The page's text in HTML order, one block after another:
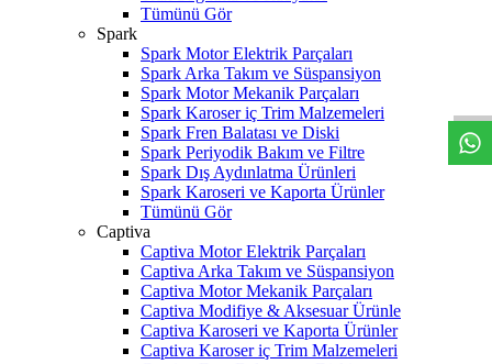
Tümünü Gör
Spark
Spark Motor Elektrik Parçaları
Spark Arka Takım ve Süspansiyon
Spark Motor Mekanik Parçaları
Spark Karoser iç Trim Malzemeleri
Spark Fren Balatası ve Diski
Spark Periyodik Bakım ve Filtre
Spark Dış Aydınlatma Ürünleri
Spark Karoseri ve Kaporta Ürünler
Tümünü Gör
Captiva
Captiva Motor Elektrik Parçaları
Captiva Arka Takım ve Süspansiyon
Captiva Motor Mekanik Parçaları
Captiva Modifiye & Aksesuar Ürünle
Captiva Karoseri ve Kaporta Ürünler
Captiva Karoser iç Trim Malzemeleri